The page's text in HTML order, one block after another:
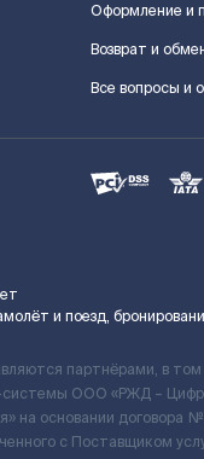
Оформление и
Возврат и
Все вопросы и
и поезд,
партнёрами, в том
системы ООО «РЖД –
на основании договора
с Поставщиком